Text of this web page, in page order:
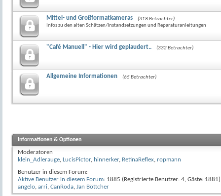
Mittel- und Großformatkameras
(318 Betrachter)
Infos zu den alten Schätzen/Instandsetzungen und Reparaturanleitungen
"Café Manuell" - Hier wird geplaudert.. (332 Betrachter)
Allgemeine Informationen (65 Betrachter)
Informationen & Optionen
Moderatoren
klein_Adlerauge LucisPictor, hinnerker, RetinaReflex ropmann
Benutzer in diesem Forum:
Aktive Benutzer in diesem Forum: 1885 (Registrierte Benutzer: 4, Gäste: 1881)
angelo arri CanRoda Jan Böttcher